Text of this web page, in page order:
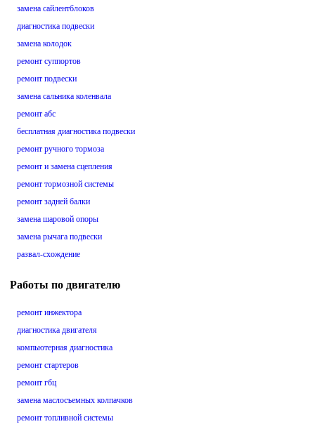
замена сайлентблоков
диагностика подвески
замена колодок
ремонт суппортов
ремонт подвески
замена сальника коленвала
ремонт абс
бесплатная диагностика подвески
ремонт ручного тормоза
ремонт и замена сцепления
ремонт тормозной системы
ремонт задней балки
замена шаровой опоры
замена рычага подвески
развал-схождение
Работы по двигателю
ремонт инжектора
диагностика двигателя
компьютерная диагностика
ремонт стартеров
ремонт гбц
замена маслосъемных колпачков
ремонт топливной системы